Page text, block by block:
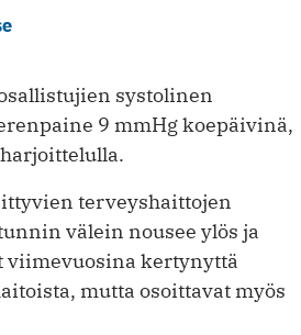
systolinen
9 mmHg koepäivinä,
terveyshaittojen
välein nousee ylös ja
viimevuosina kertynyttä
mutta osoittavat myös